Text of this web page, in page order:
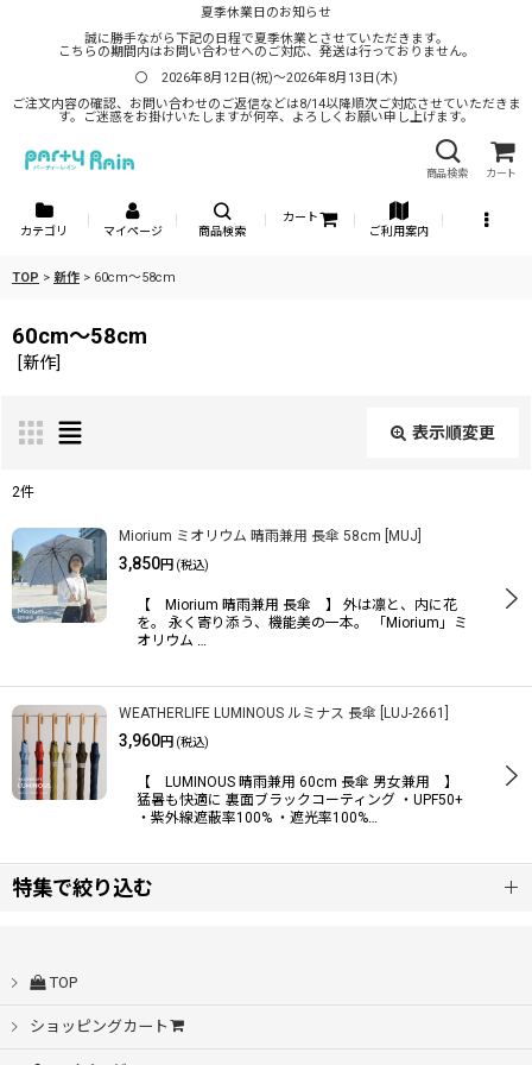
夏季休業日のお知らせ
誠に勝手ながら下記の日程で夏季休業とさせていただきます。
こちらの期間内はお問い合わせへのご対応、発送は行っておりません。
〇 2026年8月12日(祝)～2026年8月13日(木)
ご注文内容の確認、お問い合わせのご返信などは8/14以降順次ご対応させていただきま
す。ご迷惑をお掛けいたしますが何卒、よろしくお願い申し上げます。
商品検索 カート
カテゴリ マイページ 商品検索
カート
ご利用案内
TOP > 新作 > 60cm〜58cm
60cm〜58cm
[新作]
表示順変更
表示数:
並び順:
2件
Miorium ミオリウム 晴雨兼用 長傘 58cm MUJ
3,850円 (税込)
【 Miorium 晴雨兼用 長傘 】 外は凛と、内に花
を。 永く寄り添う、機能美の一本。 「Miorium」ミ
オリウム …
WEATHERLIFE LUMINOUS ルミナス 長傘 LUJ-2661
3,960円 (税込)
【 LUMINOUS 晴雨兼用 60cm 長傘 男女兼用 】
猛暑も快適に 裏面ブラックコーティング ・UPF50+
・紫外線遮蔽率100% ・遮光率100%…
特集で絞り込む
TOP
ショッピングカート